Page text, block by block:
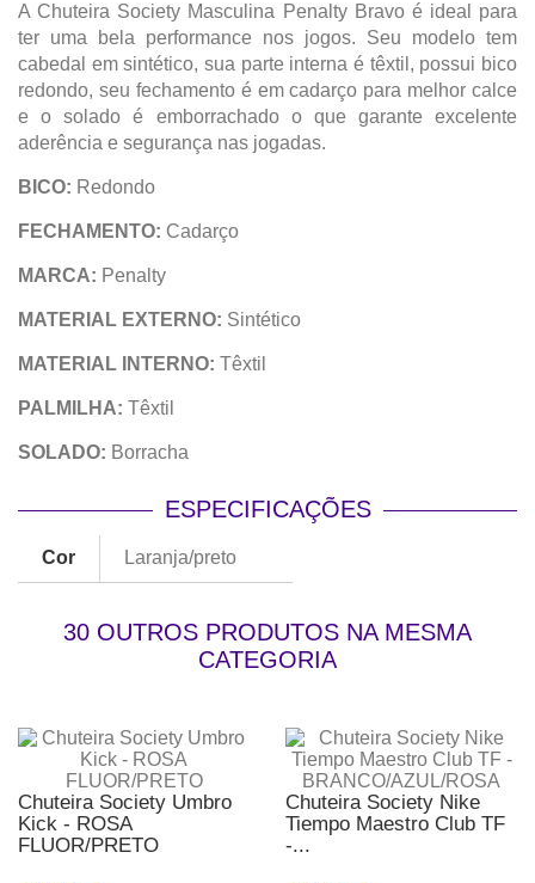
A Chuteira Society Masculina Penalty Bravo é ideal para
ter uma bela performance nos jogos. Seu modelo tem
cabedal em sintético, sua parte interna é têxtil, possui bico
redondo, seu fechamento é em cadarço para melhor calce
e o solado é emborrachado o que garante excelente
aderência e segurança nas jogadas.
BICO: Redondo
FECHAMENTO: Cadarço
MARCA: Penalty
MATERIAL EXTERNO: Sintético
MATERIAL INTERNO: Têxtil
PALMILHA: Têxtil
SOLADO: Borracha
ESPECIFICAÇÕES
Cor Laranja/preto
30 OUTROS PRODUTOS NA MESMA
CATEGORIA
Chuteira Society Umbro
Kick - ROSA
FLUOR/PRETO
Chuteira Society Nike
Tiempo Maestro Club TF
-...